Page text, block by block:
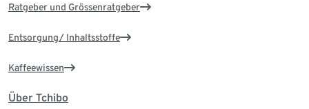
Ratgeber und Grössenratgeber
Entsorgung/ Inhaltsstoffe
Kaffeewissen
Über Tchibo